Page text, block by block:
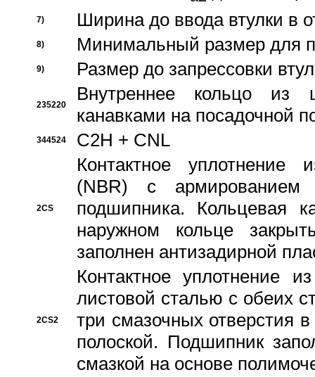
7) Ширина до ввода втулки в
8) Минимальный размер для
9) Размер до запрессовки
235220
Внутреннее кольцо из
канавками на посадочной
344524 C2H + CNL
2CS
Контактное уплотнение
(NBR) с
подшипника. Кольцевая
наружном кольце
заполнен антизадирной
2CS2
Контактное уплотнение
листовой сталью с обеих
три смазочных отверстия
полоской. Подшипник
смазкой на основе